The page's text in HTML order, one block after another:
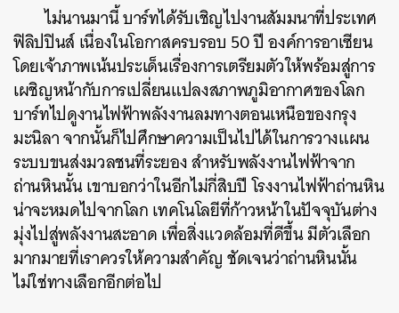
ไม่นานมานี้ บาร์ทได้รับเชิญไปงานสัมมนาที่ประเทศ
ฟิลิปปินส์ เนื่องในโอกาสครบรอบ 50 ปี องค์การอาเซียน
โดยเจ้าภาพเน้นประเด็นเรื่องการเตรียมตัวให้พร้อมสู่การ
เผชิญหน้ากับการเปลี่ยนแปลงสภาพภูมิอากาศของโลก
บาร์ทไปดูงานไฟฟ้าพลังงานลมทางตอนเหนือของกรุง
มะนิลา จากนั้นก็ไปศึกษาความเป็นไปได้ในการวางแผน
ระบบขนส่งมวลชนที่ระยอง สำหรับพลังงานไฟฟ้าจาก
ถ่านหินนั้น เขาบอกว่าในอีกไม่กี่สิบปี โรงงานไฟฟ้าถ่านหิน
น่าจะหมดไปจากโลก เทคโนโลยีที่ก้าวหน้าในปัจจุบันต่าง
มุ่งไปสู่พลังงานสะอาด เพื่อสิ่งแวดล้อมที่ดีขึ้น มีตัวเลือก
มากมายที่เราควรให้ความสำคัญ ชัดเจนว่าถ่านหินนั้น
ไม่ใช่ทางเลือกอีกต่อไป